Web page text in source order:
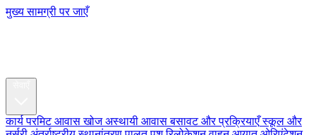
मुख्य सामग्री पर जाएँ
कार्य परमिट आवास खोज अस्थायी आवास बसावट और प्रक्रियाएँ स्कूल और